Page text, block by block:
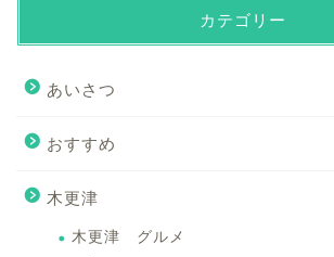
カテゴリー
あいさつ
おすすめ
木更津
木更津 グルメ